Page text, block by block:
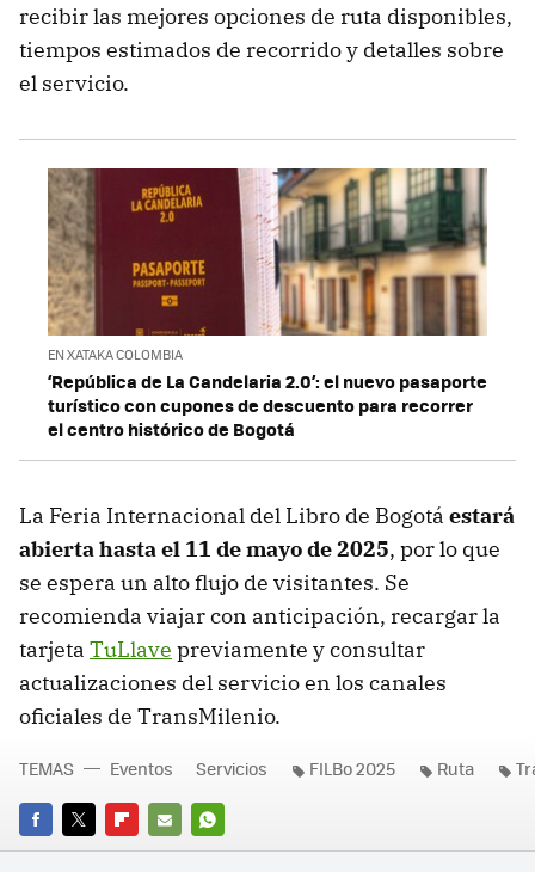
recibir las mejores opciones de ruta disponibles,
tiempos estimados de recorrido y detalles sobre
el servicio.
EN XATAKA COLOMBIA
‘República de La Candelaria 2.0’: el nuevo pasaporte
turístico con cupones de descuento para recorrer
el centro histórico de Bogotá
La Feria Internacional del Libro de Bogotá estará
abierta hasta el 11 de mayo de 2025, por lo que
se espera un alto flujo de visitantes. Se
recomienda viajar con anticipación, recargar la
tarjeta TuLlave previamente y consultar
actualizaciones del servicio en los canales
oficiales de TransMilenio.
FACEBOOK
TWITTERFLIPBOARD
E-
WHATSAPP
TEMAS Eventos Servicios FILBo 2025 Ruta